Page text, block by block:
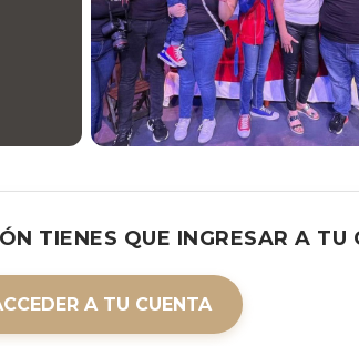
TIENES QUE INGRESAR A TU
A TU CUENTA